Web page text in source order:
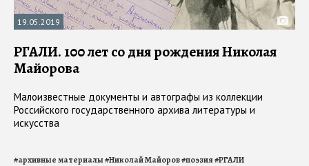
19.05.2019
РГАЛИ. 100 лет со дня рождения Николая
Майорова
Малоизвестные документы и автографы из коллекции
Российского государственного архива литературы и
искусства
#архивные материалы#Николай Майоров#поэзия#РГАЛИ